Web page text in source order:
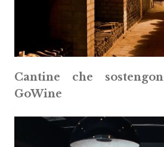
Cantine che
GoWine